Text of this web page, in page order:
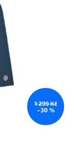
1 299 Kč
–30 %